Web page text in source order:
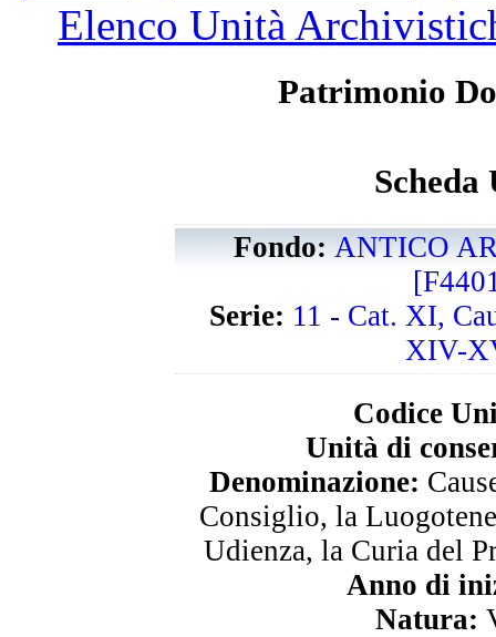
Elenco Unità
Patrimonio
Scheda
Fondo:ANTICO
Serie: 11 - Cat. XI,
XIV-
Codice
Unità di
Denominazione:
Consiglio, la
Udienza, la Curia del
Anno di
Natura: